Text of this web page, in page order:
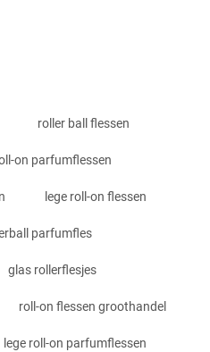
roller ball flessen
on parfumflessen
lege roll-on flessen
parfumfles
glas rollerflesjes
roll-on flessen groothandel
lege roll-on parfumflessen